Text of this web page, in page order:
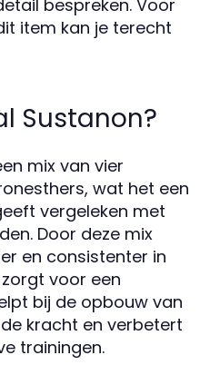
bespreken. Voor
item kan je terecht
Sustanon?
mix van vier
wat het een
vergeleken met
Door deze mix
en consistenter in
voor een
bij de opbouw van
kracht en verbetert
trainingen.